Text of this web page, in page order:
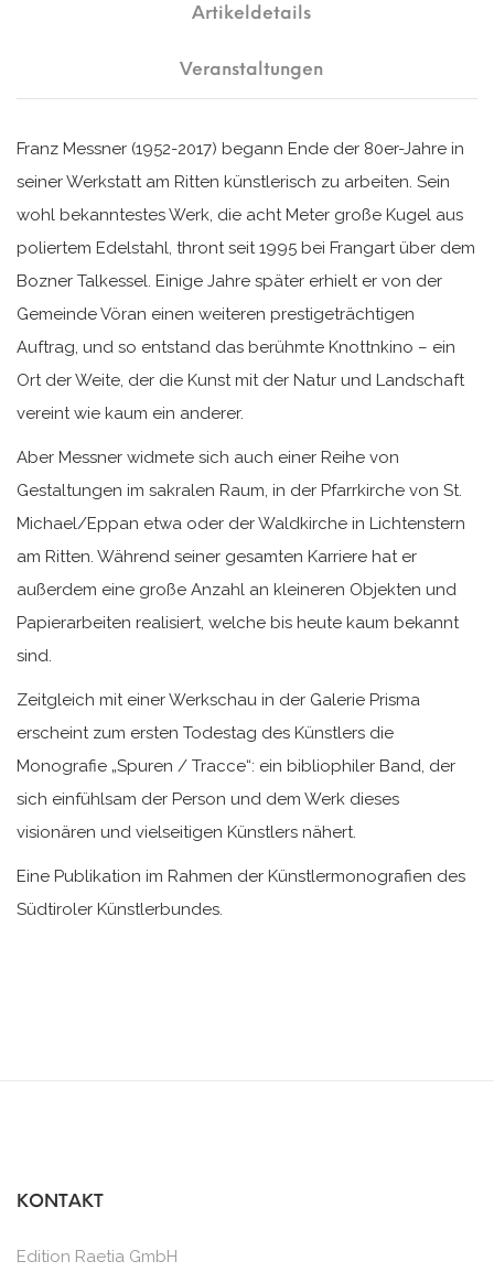
Artikeldetails
Veranstaltungen
Franz Messner (1952-2017) begann Ende der 80er-Jahre in
seiner Werkstatt am Ritten künstlerisch zu arbeiten. Sein
wohl bekanntestes Werk, die acht Meter große Kugel aus
poliertem Edelstahl, thront seit 1995 bei Frangart über dem
Bozner Talkessel. Einige Jahre später erhielt er von der
Gemeinde Vöran einen weiteren prestigeträchtigen
Auftrag, und so entstand das berühmte Knottnkino – ein
Ort der Weite, der die Kunst mit der Natur und Landschaft
vereint wie kaum ein anderer.
Aber Messner widmete sich auch einer Reihe von
Gestaltungen im sakralen Raum, in der Pfarrkirche von St.
Michael/Eppan etwa oder der Waldkirche in Lichtenstern
am Ritten. Während seiner gesamten Karriere hat er
außerdem eine große Anzahl an kleineren Objekten und
Papierarbeiten realisiert, welche bis heute kaum bekannt
sind.
Zeitgleich mit einer Werkschau in der Galerie Prisma
erscheint zum ersten Todestag des Künstlers die
Monografie „Spuren / Tracce“: ein bibliophiler Band, der
sich einfühlsam der Person und dem Werk dieses
visionären und vielseitigen Künstlers nähert.
Eine Publikation im Rahmen der Künstlermonografien des
Südtiroler Künstlerbundes.
KONTAKT
Edition Raetia GmbH